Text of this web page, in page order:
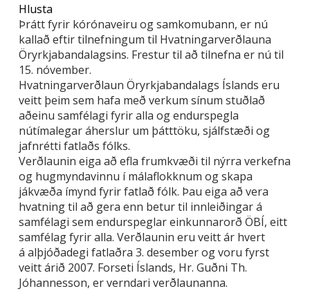
Hlusta
Þrátt fyrir kórónaveiru og samkomubann, er nú
kallað eftir tilnefningum til Hvatningarverðlauna
Öryrkjabandalagsins. Frestur til að tilnefna er nú til
15. nóvember.
Hvatningarverðlaun Öryrkjabandalags Íslands eru
veitt þeim sem hafa með verkum sínum stuðlað
aðeinu samfélagi fyrir alla og endurspegla
nútímalegar áherslur um þátttöku, sjálfstæði og
jafnrétti fatlaðs fólks.
Verðlaunin eiga að efla frumkvæði til nýrra verkefna
og hugmyndavinnu í málaflokknum og skapa
jákvæða ímynd fyrir fatlað fólk. Þau eiga að vera
hvatning til að gera enn betur til innleiðingar á
samfélagi sem endurspeglar einkunnarorð ÖBÍ, eitt
samfélag fyrir alla. Verðlaunin eru veitt ár hvert
á alþjóðadegi fatlaðra 3. desember og voru fyrst
veitt árið 2007. Forseti Íslands, Hr. Guðni Th.
Jóhannesson, er verndari verðlaunanna.